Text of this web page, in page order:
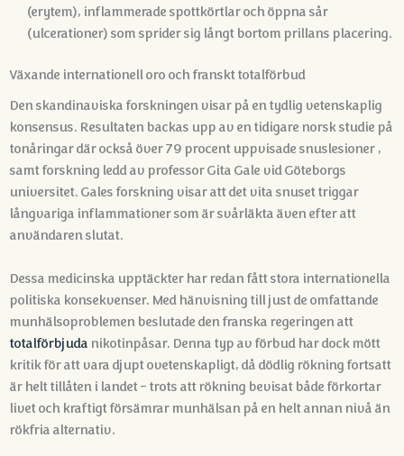
(erytem), inflammerade spottkörtlar och öppna sår
(ulcerationer) som sprider sig långt bortom prillans placering.
Växande internationell oro och franskt totalförbud
Den skandinaviska forskningen visar på en tydlig vetenskaplig
konsensus. Resultaten backas upp av en tidigare norsk studie på
tonåringar där också över 79 procent uppvisade snuslesioner ,
samt forskning ledd av professor Gita Gale vid Göteborgs
universitet. Gales forskning visar att det vita snuset triggar
långvariga inflammationer som är svårläkta även efter att
användaren slutat.
Dessa medicinska upptäckter har redan fått stora internationella
politiska konsekvenser. Med hänvisning till just de omfattande
munhälsoproblemen beslutade den franska regeringen att
totalförbjuda nikotinpåsar. Denna typ av förbud har dock mött
kritik för att vara djupt ovetenskapligt, då dödlig rökning fortsatt
är helt tillåten i landet – trots att rökning bevisat både förkortar
livet och kraftigt försämrar munhälsan på en helt annan nivå än
rökfria alternativ.